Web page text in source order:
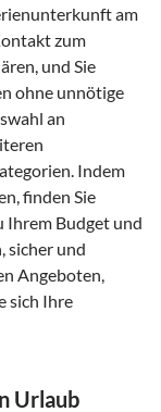
am
zum
und Sie
ohne unnötige
an
Indem
finden Sie
Ihrem Budget und
sicher und
Angeboten,
sich Ihre
Urlaub